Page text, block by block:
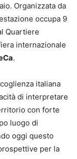
Organizzata da
occupa 9
Quartiere
internazionale
.
italiana
di interpretare
con forte
luogo di
oggi questo
per la